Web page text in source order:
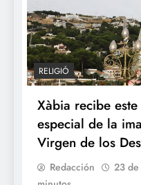
RELIGIÓ
Xàbia recibe
especial de la
Virgen de los
Redacción 23